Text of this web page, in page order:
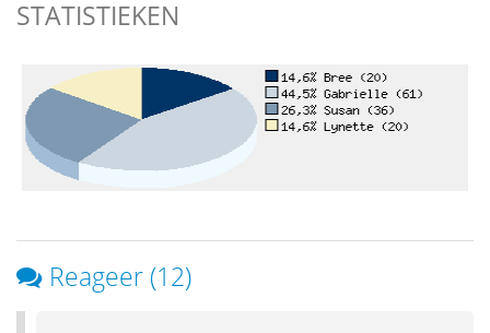
STATISTIEKEN
Reageer (12)